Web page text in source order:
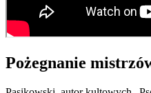
Pożegnanie